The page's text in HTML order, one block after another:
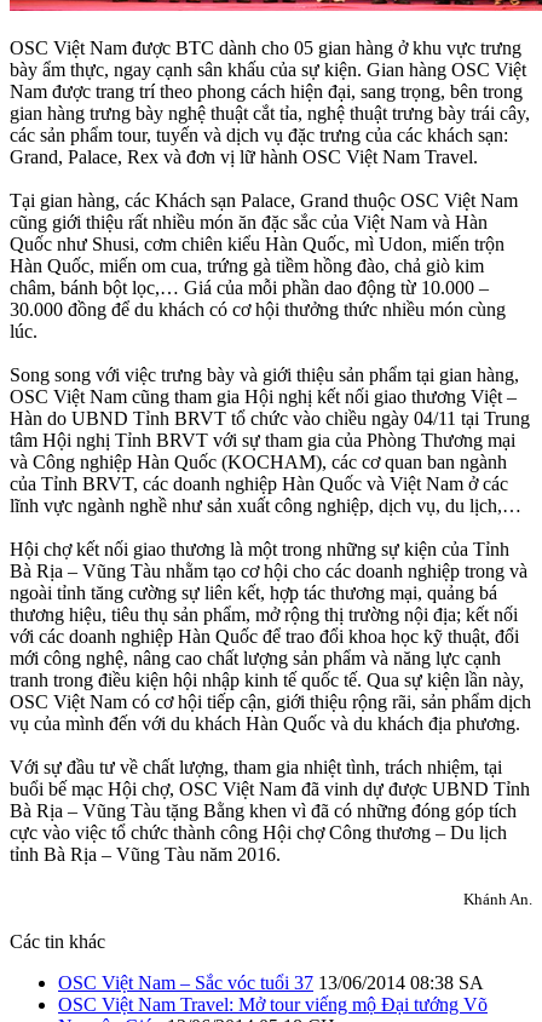
OSC Việt Nam được BTC dành cho 05 gian hàng ở khu vực trưng
bày ẩm thực, ngay cạnh sân khấu của sự kiện. Gian hàng OSC Việt
Nam được trang trí theo phong cách hiện đại, sang trọng, bên trong
gian hàng trưng bày nghệ thuật cắt tỉa, nghệ thuật trưng bày trái cây,
các sản phẩm tour, tuyến và dịch vụ đặc trưng của các khách sạn:
Grand, Palace, Rex và đơn vị lữ hành OSC Việt Nam Travel.
Tại gian hàng, các Khách sạn Palace, Grand thuộc OSC Việt Nam
cũng giới thiệu rất nhiều món ăn đặc sắc của Việt Nam và Hàn
Quốc như Shusi, cơm chiên kiểu Hàn Quốc, mì Udon, miến trộn
Hàn Quốc, miến om cua, trứng gà tiềm hồng đào, chả giò kim
châm, bánh bột lọc,… Giá của mỗi phần dao động từ 10.000 –
30.000 đồng để du khách có cơ hội thưởng thức nhiều món cùng
lúc.
Song song với việc trưng bày và giới thiệu sản phẩm tại gian hàng,
OSC Việt Nam cũng tham gia Hội nghị kết nối giao thương Việt –
Hàn do UBND Tỉnh BRVT tổ chức vào chiều ngày 04/11 tại Trung
tâm Hội nghị Tỉnh BRVT với sự tham gia của Phòng Thương mại
và Công nghiệp Hàn Quốc (KOCHAM), các cơ quan ban ngành
của Tỉnh BRVT, các doanh nghiệp Hàn Quốc và Việt Nam ở các
lĩnh vực ngành nghề như sản xuất công nghiệp, dịch vụ, du lịch,…
Hội chợ kết nối giao thương là một trong những sự kiện của Tỉnh
Bà Rịa – Vũng Tàu nhằm tạo cơ hội cho các doanh nghiệp trong và
ngoài tỉnh tăng cường sự liên kết, hợp tác thương mại, quảng bá
thương hiệu, tiêu thụ sản phẩm, mở rộng thị trường nội địa; kết nối
với các doanh nghiệp Hàn Quốc để trao đổi khoa học kỹ thuật, đổi
mới công nghệ, nâng cao chất lượng sản phẩm và năng lực cạnh
tranh trong điều kiện hội nhập kinh tế quốc tế. Qua sự kiện lần này,
OSC Việt Nam có cơ hội tiếp cận, giới thiệu rộng rãi, sản phẩm dịch
vụ của mình đến với du khách Hàn Quốc và du khách địa phương.
Với sự đầu tư về chất lượng, tham gia nhiệt tình, trách nhiệm, tại
buổi bế mạc Hội chợ, OSC Việt Nam đã vinh dự được UBND Tỉnh
Bà Rịa – Vũng Tàu tặng Bằng khen vì đã có những đóng góp tích
cực vào việc tổ chức thành công Hội chợ Công thương – Du lịch
tỉnh Bà Rịa – Vũng Tàu năm 2016.
Khánh An.
Các tin khác
OSC Việt Nam – Sắc vóc tuổi 37 13/06/2014 08:38 SA
OSC Việt Nam Travel: Mở tour viếng mộ Đại tướng Võ